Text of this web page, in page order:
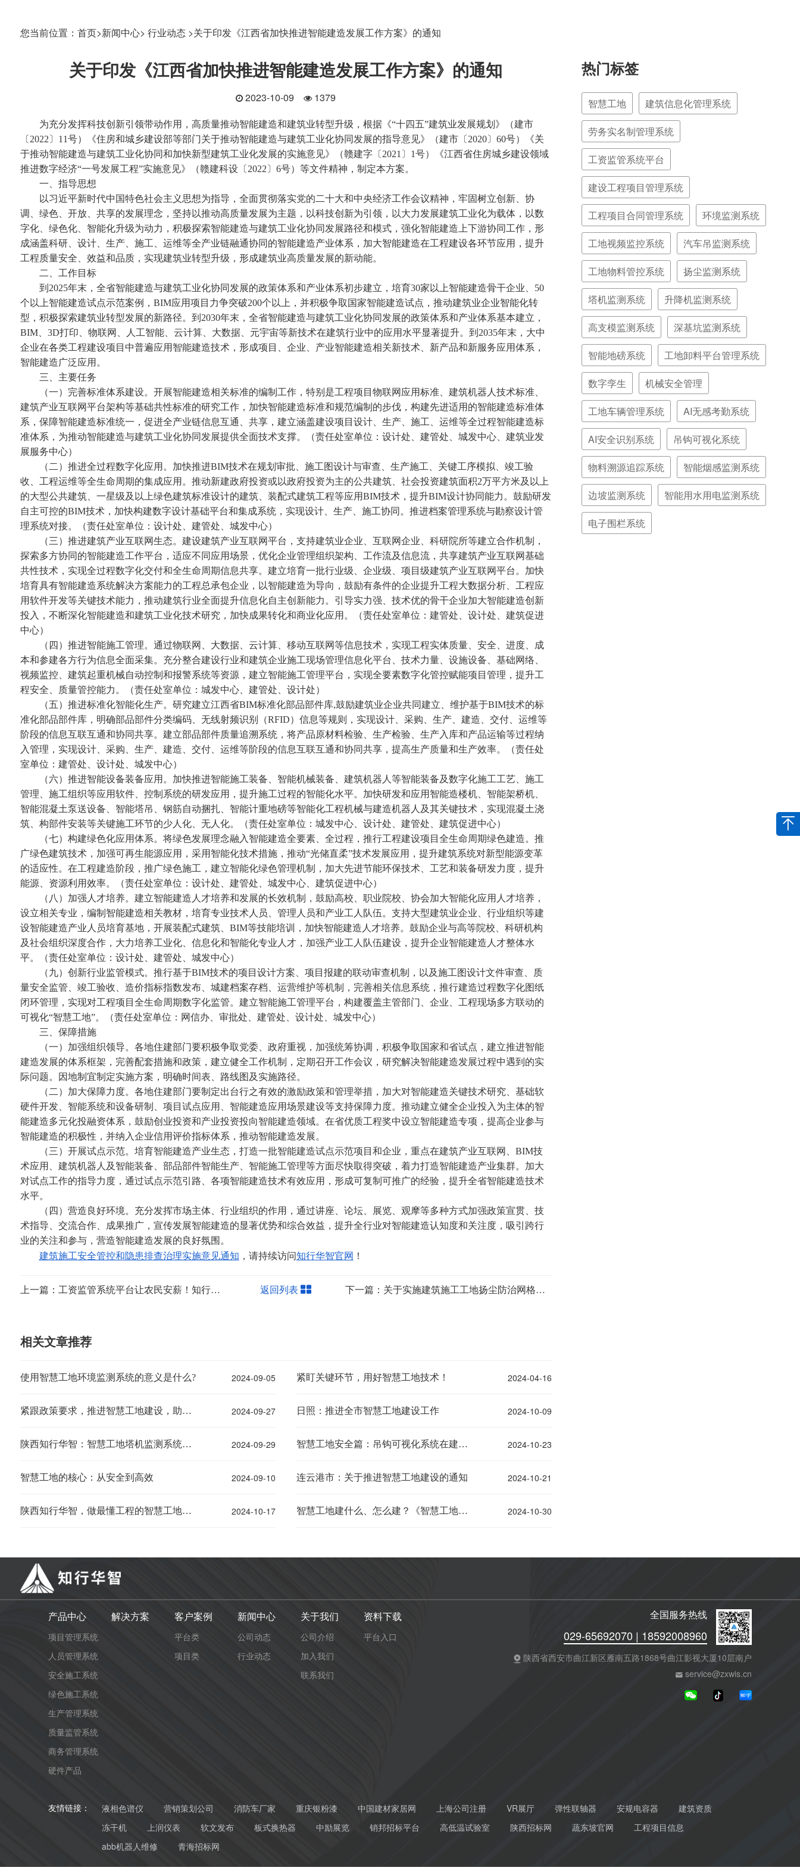
您当前位置： 首页>新闻中心> 行业动态 >关于印发《江西省加快推进智能建造发展工作方案》的通知
关于印发《江西省加快推进智能建造发展工作方案》的通知
2023-10-09 1379
为充分发挥科技创新引领带动作用，高质量推动智能建造和建筑业转型升级，根据《“十四五”建筑业发展规划》（建市
〔2022〕11号）《住房和城乡建设部等部门关于推动智能建造与建筑工业化协同发展的指导意见》（建市〔2020〕60号）《关
于推动智能建造与建筑工业化协同和加快新型建筑工业化发展的实施意见》（赣建字〔2021〕1号）《江西省住房城乡建设领域
推进数字经济“一号发展工程”实施意见》（赣建科设〔2022〕6号）等文件精神，制定本方案。
一、指导思想
以习近平新时代中国特色社会主义思想为指导，全面贯彻落实党的二十大和中央经济工作会议精神，牢固树立创新、协
调、绿色、开放、共享的发展理念，坚持以推动高质量发展为主题，以科技创新为引领，以大力发展建筑工业化为载体，以数
字化、绿色化、智能化升级为动力，积极探索智能建造与建筑工业化协同发展路径和模式，强化智能建造上下游协同工作，形
成涵盖科研、设计、生产、施工、运维等全产业链融通协同的智能建造产业体系，加大智能建造在工程建设各环节应用，提升
工程质量安全、效益和品质，实现建筑业转型升级，形成建筑业高质量发展的新动能。
二、工作目标
到2025年末，全省智能建造与建筑工业化协同发展的政策体系和产业体系初步建立，培育30家以上智能建造骨干企业、50
个以上智能建造试点示范案例，BIM应用项目力争突破200个以上，并积极争取国家智能建造试点，推动建筑业企业智能化转
型，积极探索建筑业转型发展的新路径。到2030年末，全省智能建造与建筑工业化协同发展的政策体系和产业体系基本建立，
BIM、3D打印、物联网、人工智能、云计算、大数据、元宇宙等新技术在建筑行业中的应用水平显著提升。到2035年末，大中
企业在各类工程建设项目中普遍应用智能建造技术，形成项目、企业、产业智能建造相关新技术、新产品和新服务应用体系，
智能建造广泛应用。
三、主要任务
（一）完善标准体系建设。开展智能建造相关标准的编制工作，特别是工程项目物联网应用标准、建筑机器人技术标准、
建筑产业互联网平台架构等基础共性标准的研究工作，加快智能建造标准和规范编制的步伐，构建先进适用的智能建造标准体
系，保障智能建造标准统一，促进全产业链信息互通、共享，建立涵盖建设项目设计、生产、施工、运维等全过程智能建造标
准体系，为推动智能建造与建筑工业化协同发展提供全面技术支撑。（责任处室单位：设计处、建管处、城发中心、建筑业发
展服务中心）
（二）推进全过程数字化应用。加快推进BIM技术在规划审批、施工图设计与审查、生产施工、关键工序模拟、竣工验
收、工程运维等全生命周期的集成应用。推动新建政府投资或以政府投资为主的公共建筑、社会投资建筑面积2万平方米及以上
的大型公共建筑、一星级及以上绿色建筑标准设计的建筑、装配式建筑工程等应用BIM技术，提升BIM设计协同能力。鼓励研发
自主可控的BIM技术，加快构建数字设计基础平台和集成系统，实现设计、生产、施工协同。推进档案管理系统与勘察设计管
理系统对接。（责任处室单位：设计处、建管处、城发中心）
（三）推进建筑产业互联网生态。建设建筑产业互联网平台，支持建筑业企业、互联网企业、科研院所等建立合作机制，
探索多方协同的智能建造工作平台，适应不同应用场景，优化企业管理组织架构、工作流及信息流，共享建筑产业互联网基础
共性技术，实现全过程数字化交付和全生命周期信息共享。建立培育一批行业级、企业级、项目级建筑产业互联网平台。加快
培育具有智能建造系统解决方案能力的工程总承包企业，以智能建造为导向，鼓励有条件的企业提升工程大数据分析、工程应
用软件开发等关键技术能力，推动建筑行业全面提升信息化自主创新能力。引导实力强、技术优的骨干企业加大智能建造创新
投入，不断深化智能建造和建筑工业化技术研究，加快成果转化和商业化应用。（责任处室单位：建管处、设计处、建筑促进
中心）
（四）推进智能施工管理。通过物联网、大数据、云计算、移动互联网等信息技术，实现工程实体质量、安全、进度、成
本和参建各方行为信息全面采集。充分整合建设行业和建筑企业施工现场管理信息化平台、技术力量、设施设备、基础网络、
视频监控、建筑起重机械自动控制和报警系统等资源，建立智能施工管理平台，实现全要素数字化管控赋能项目管理，提升工
程安全、质量管控能力。（责任处室单位：城发中心、建管处、设计处）
（五）推进标准化智能化生产。研究建立江西省BIM标准化部品部件库,鼓励建筑业企业共同建立、维护基于BIM技术的标
准化部品部件库，明确部品部件分类编码、无线射频识别（RFID）信息等规则，实现设计、采购、生产、建造、交付、运维等
阶段的信息互联互通和协同共享。建立部品部件质量追溯系统，将产品原材料检验、生产检验、生产入库和产品运输等过程纳
入管理，实现设计、采购、生产、建造、交付、运维等阶段的信息互联互通和协同共享，提高生产质量和生产效率。（责任处
室单位：建管处、设计处、城发中心）
（六）推进智能设备装备应用。加快推进智能施工装备、智能机械装备、建筑机器人等智能装备及数字化施工工艺、施工
管理、施工组织等应用软件、控制系统的研发应用，提升施工过程的智能化水平。加快研发和应用智能造楼机、智能架桥机、
智能混凝土泵送设备、智能塔吊、钢筋自动捆扎、智能计重地磅等智能化工程机械与建造机器人及其关键技术，实现混凝土浇
筑、构部件安装等关键施工环节的少人化、无人化。（责任处室单位：城发中心、设计处、建管处、建筑促进中心）
（七）构建绿色化应用体系。将绿色发展理念融入智能建造全要素、全过程，推行工程建设项目全生命周期绿色建造。推
广绿色建筑技术，加强可再生能源应用，采用智能化技术措施，推动“光储直柔”技术发展应用，提升建筑系统对新型能源变革
的适应性。在工程建造阶段，推广绿色施工，建立智能化绿色管理机制，加大先进节能环保技术、工艺和装备研发力度，提升
能源、资源利用效率。（责任处室单位：设计处、建管处、城发中心、建筑促进中心）
（八）加强人才培养。建立智能建造人才培养和发展的长效机制，鼓励高校、职业院校、协会加大智能化应用人才培养，
设立相关专业，编制智能建造相关教材，培育专业技术人员、管理人员和产业工人队伍。支持大型建筑业企业、行业组织等建
设智能建造产业人员培育基地，开展装配式建筑、BIM等技能培训，加快智能建造人才培养。鼓励企业与高等院校、科研机构
及社会组织深度合作，大力培养工业化、信息化和智能化专业人才，加强产业工人队伍建设，提升企业智能建造人才整体水
平。（责任处室单位：设计处、建管处、城发中心）
（九）创新行业监管模式。推行基于BIM技术的项目设计方案、项目报建的联动审查机制，以及施工图设计文件审查、质
量安全监管、竣工验收、造价指标指数发布、城建档案存档、运营维护等机制，完善相关信息系统，推行建造过程数字化图纸
闭环管理，实现对工程项目全生命周期数字化监管。建立智能施工管理平台，构建覆盖主管部门、企业、工程现场多方联动的
可视化“智慧工地”。（责任处室单位：网信办、审批处、建管处、设计处、城发中心）
三、保障措施
（一）加强组织领导。各地住建部门要积极争取党委、政府重视，加强统筹协调，积极争取国家和省试点，建立推进智能
建造发展的体系框架，完善配套措施和政策，建立健全工作机制，定期召开工作会议，研究解决智能建造发展过程中遇到的实
际问题。因地制宜制定实施方案，明确时间表、路线图及实施路径。
（二）加大保障力度。各地住建部门要制定出台行之有效的激励政策和管理举措，加大对智能建造关键技术研究、基础软
硬件开发、智能系统和设备研制、项目试点应用、智能建造应用场景建设等支持保障力度。推动建立健全企业投入为主体的智
能建造多元化投融资体系，鼓励创业投资和产业投资投向智能建造领域。在省优质工程奖中设立智能建造专项，提高企业参与
智能建造的积极性，并纳入企业信用评价指标体系，推动智能建造发展。
（三）开展试点示范。培育智能建造产业生态，打造一批智能建造试点示范项目和企业，重点在建筑产业互联网、BIM技
术应用、建筑机器人及智能装备、部品部件智能生产、智能施工管理等方面尽快取得突破，着力打造智能建造产业集群。加大
对试点工作的指导力度，通过试点示范引路、各项智能建造技术有效应用，形成可复制可推广的经验，提升全省智能建造技术
水平。
（四）营造良好环境。充分发挥市场主体、行业组织的作用，通过讲座、论坛、展览、观摩等多种方式加强政策宣贯、技
术指导、交流合作、成果推广，宣传发展智能建造的显著优势和综合效益，提升全行业对智能建造认知度和关注度，吸引跨行
业的关注和参与，营造智能建造发展的良好氛围。
建筑施工安全管控和隐患排查治理实施意见通知 ， 请持续访问知行华智官网 ！
上一篇：工资监管系统平台让农民安薪！知行华智 返回列表 下一篇：关于实施建筑施工工地扬尘防治网格化监督管理的通知
相关文章推荐
使用智慧工地环境监测系统的意义是什么? 2024-09-05 紧盯关键环节，用好智慧工地技术！ 2024-04-16
紧跟政策要求，推进智慧工地建设，助力建筑企业降本增效！ 2024-09-27 日照：推进全市智慧工地建设工作 2024-10-09
陕西知行华智：智慧工地塔机监测系统解决方案 2024-09-29 智慧工地安全篇：吊钩可视化系统在建筑行业中的重要性！ 2024-10-23
智慧工地的核心：从安全到高效 2024-09-10 连云港市：关于推进智慧工地建设的通知 2024-10-21
陕西知行华智，做最懂工程的智慧工地供应商 2024-10-17 智慧工地建什么、怎么建？《智慧工地建设技术标准》来了！ 2024-10-30
热门标签
智慧工地 建筑信息化管理系统
劳务实名制管理系统
工资监管系统平台
建设工程项目管理系统
工程项目合同管理系统 环境监测系统
工地视频监控系统 汽车吊监测系统
工地物料管控系统 扬尘监测系统
塔机监测系统 升降机监测系统
高支模监测系统 深基坑监测系统
智能地磅系统 工地卸料平台管理系统
数字孪生 机械安全管理
工地车辆管理系统 AI无感考勤系统
AI安全识别系统 吊钩可视化系统
物料溯源追踪系统 智能烟感监测系统
边坡监测系统 智能用水用电监测系统
电子围栏系统
产品中心
项目管理系统
人员管理系统
安全施工系统
绿色施工系统
生产管理系统
质量监管系统
商务管理系统
硬件产品
解决方案 客户案例
平台类
项目类
新闻中心
公司动态
行业动态
关于我们
公司介绍
加入我们
联系我们
资料下载
平台入口
全国服务热线
029-65692070 | 18592008960
陕西省西安市曲江新区雁南五路1868号曲江影视大厦10层南户
service@zxwis.cn
友情链接： 液相色谱仪 营销策划公司 消防车厂家 重庆银粉漆 中国建材家居网 上海公司注册 VR展厅 弹性联轴器 安规电容器
建筑资质
冻干机
上润仪表 软文发布 板式换热器 中励展览 销邦招标平台 高低温试验室 陕西招标网 蔬东坡官网
工程项目信息
abb机器人维修
青海招标网